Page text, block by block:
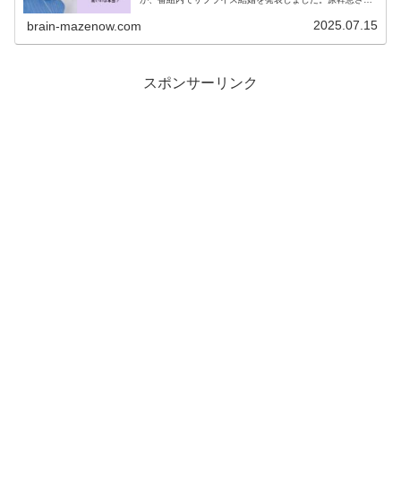
brain-mazenow.com 2025.07.15
スポンサーリンク